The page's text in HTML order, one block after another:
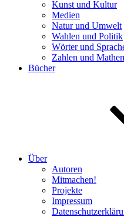
Kunst und Kultur
Medien
Natur und Umwelt
Wahlen und Politik
Wörter und
Zahlen und
Bücher
Über
Autoren
Mitmachen!
Projekte
Impressum